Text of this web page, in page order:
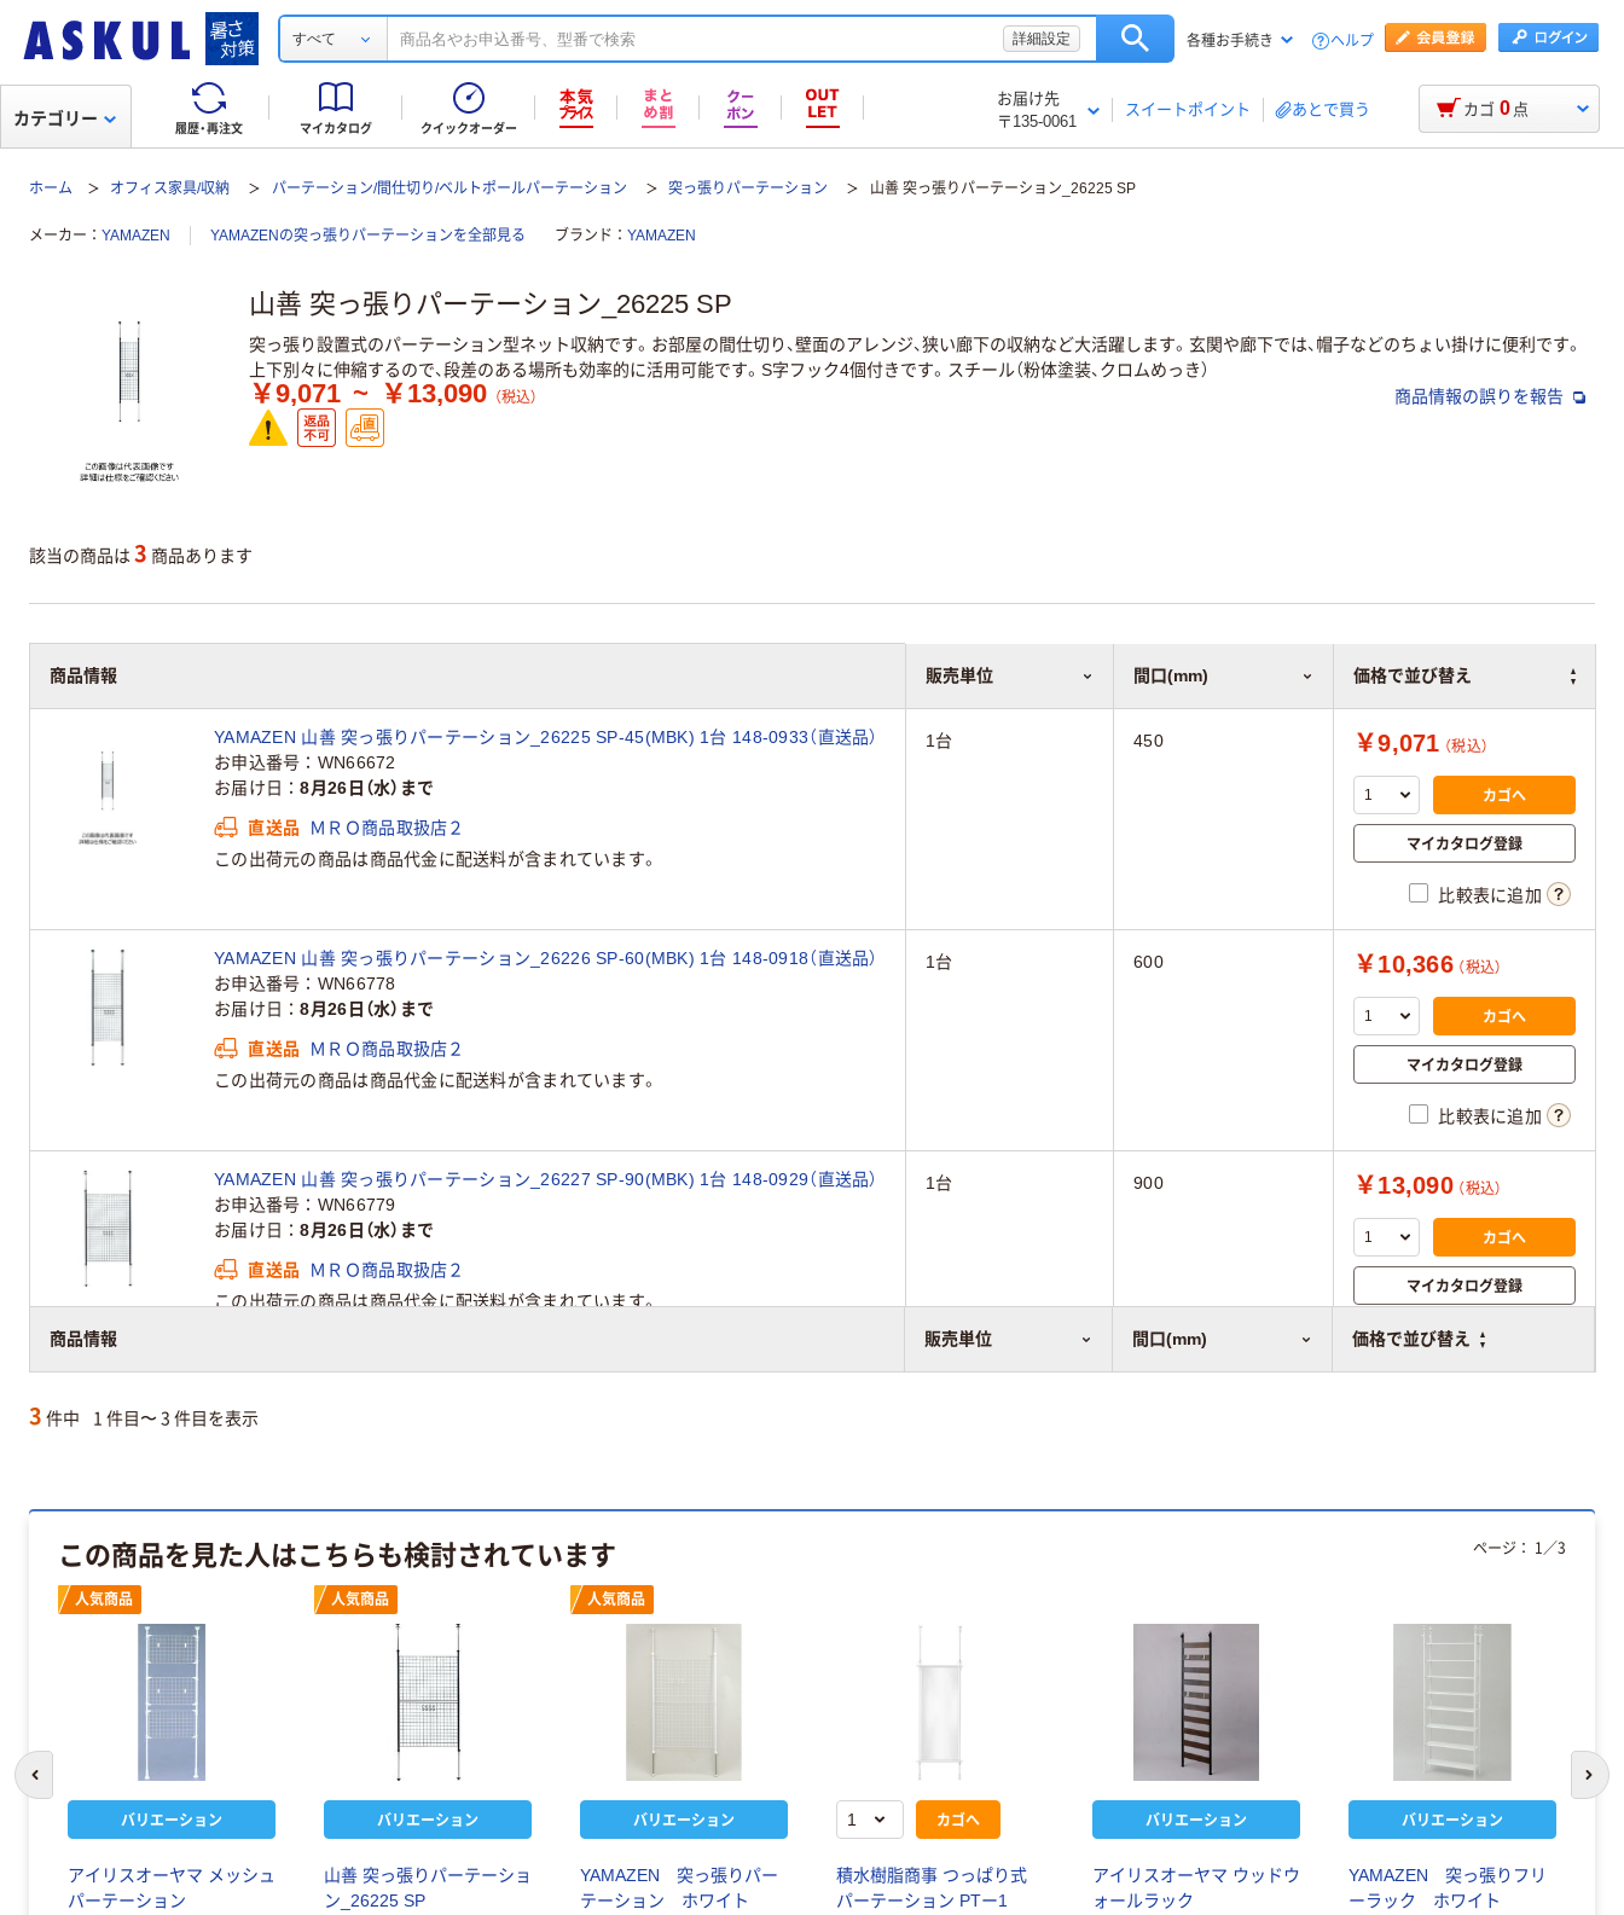
すべて 詳細設定 各種お手続き ヘルプ
履歴・再注文 マイカタログ クイックオーダー
お届け先
〒135-0061
スイートポイント あとで買う
カテゴリー カゴ 0 点
ホーム オフィス家具/収納 パーテーション/間仕切り/ベルトポールパーテーション 突っ張りパーテーション 山善 突っ張りパーテーション_26225 SP
メーカー YAMAZEN YAMAZENの突っ張りパーテーションを全部見る ブランド YAMAZEN
山善 突っ張りパーテーション_26225 SP
突っ張り設置式のパーテーション型ネット収納です。お部屋の間仕切り、壁面のアレンジ、狭い廊下の収納など大活躍します。玄関や廊下では、帽子などのちょい掛けに便利です。
上下別々に伸縮するので、段差のある場所も効率的に活用可能です。S字フック4個付きです。スチール（粉体塗装、クロムめっき）
￥9,071 ~ ￥13,090 （税込） 商品情報の誤りを報告
該当の商品は 3 商品あります
商品情報 販売単位 間口(mm) 価格で並び替え
商品情報 販売単位 間口(mm) 価格で並び替え
YAMAZEN 山善 突っ張りパーテーション_26225 SP-45(MBK) 1台 148-0933（直送品）
お申込番号
WN66672
お届け日
8月26日（水）まで
直送品
ＭＲＯ商品取扱店２
この出荷元の商品は商品代金に配送料が含まれています。
1台 450 ￥9,071 （税込）
カゴへ
マイカタログ登録
比較表に追加
YAMAZEN 山善 突っ張りパーテーション_26226 SP-60(MBK) 1台 148-0918（直送品）
お申込番号
WN66778
お届け日
8月26日（水）まで
直送品
ＭＲＯ商品取扱店２
この出荷元の商品は商品代金に配送料が含まれています。
1台 600 ￥10,366 （税込）
カゴへ
マイカタログ登録
比較表に追加
YAMAZEN 山善 突っ張りパーテーション_26227 SP-90(MBK) 1台 148-0929（直送品）
お申込番号
WN66779
お届け日
8月26日（水）まで
直送品
ＭＲＯ商品取扱店２
この出荷元の商品は商品代金に配送料が含まれています。
1台 900 ￥13,090 （税込）
カゴへ
マイカタログ登録
比較表に追加
3 件中 1 件目〜 3 件目を表示
この商品を見た人はこちらも検討されています
人気商品
バリエーション
アイリスオーヤマ メッシュ
パーテーション
人気商品
バリエーション
山善 突っ張りパーテーショ
ン_26225 SP
人気商品
バリエーション
YAMAZEN 突っ張りパー
テーション ホワイト
カゴへ
積水樹脂商事 つっぱり式
パーテーション PTー1
バリエーション
アイリスオーヤマ ウッドウ
ォールラック
バリエーション
YAMAZEN 突っ張りフリ
ーラック ホワイト
ページ： 1 ／3
前のスライドへ 次